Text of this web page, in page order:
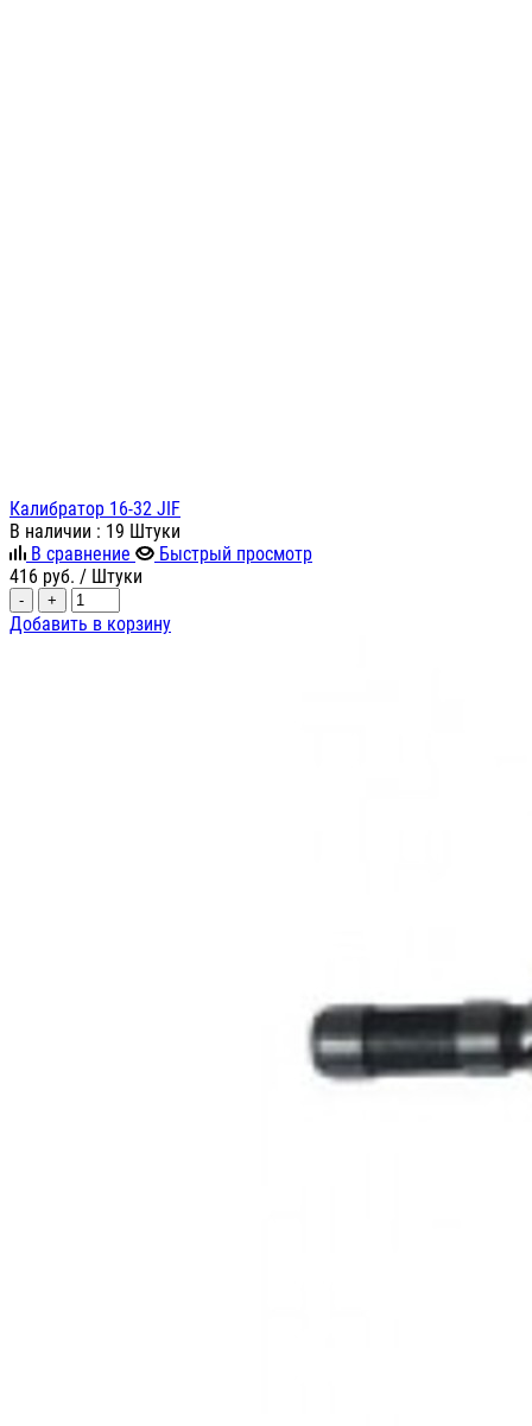
Калибратор 16-32 JIF
В наличии : 19 Штуки
В сравнение
Быстрый просмотр
416 руб. / Штуки
- +
Добавить в корзину